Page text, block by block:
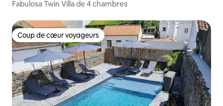
Fabulosa Twin Villa de 4 chambres
Coup de cœur voyageurs
Coup de cœur voyageurs